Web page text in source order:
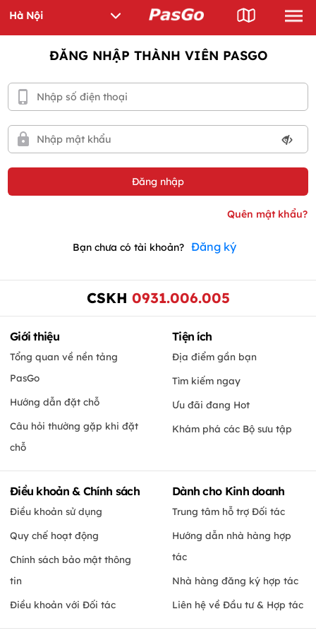
ĐĂNG NHẬP THÀNH VIÊN PASGO
Bạn chưa có tài khoản? Đăng ký
CSKH 0931.006.005
Giới thiệu
Tổng quan về nền tảng
PasGo
Hướng dẫn đặt chỗ
Câu hỏi thường gặp khi đặt
chỗ
Tiện ích
Địa điểm gần bạn
Tìm kiếm ngay
Ưu đãi đang Hot
Khám phá các Bộ sưu tập
Điều khoản & Chính sách
Điều khoản sử dụng
Quy chế hoạt động
Chính sách bảo mật thông
tin
Điều khoản với Đối tác
Dành cho Kinh doanh
Trung tâm hỗ trợ Đối tác
Hướng dẫn nhà hàng hợp
tác
Nhà hàng đăng ký hợp tác
Liên hệ về Đầu tư & Hợp tác